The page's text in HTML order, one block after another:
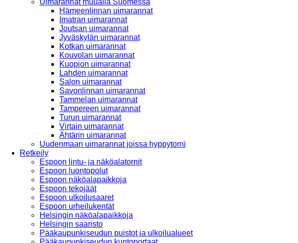
Hämeenlinnan uimarannat
Imatran uimarannat
Joutsan uimarannat
Jyväskylän uimarannat
Kotkan uimarannat
Kouvolan uimarannat
Kuopion uimarannat
Lahden uimarannat
Salon uimarannat
Savonlinnan uimarannat
Tammelan uimarannat
Tampereen uimarannat
Turun uimarannat
Virtain uimarannat
Ähtärin uimarannat
Uudenmaan uimarannat joissa hyppytorni
Retkeily
Espoon lintu- ja näköalatornit
Espoon luontopolut
Espoon näköalapaikkoja
Espoon tekojäät
Espoon ulkoilusaaret
Espoon urheilukentät
Helsingin näköalapaikkoja
Helsingin saaristo
Pääkaupunkiseudun puistot ja ulkoilualueet